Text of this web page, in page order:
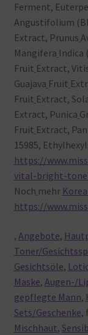
Ferment, Euterpe
Angustifolium
Extract, Prunus
Mangifera Indica
Fruit Extract,
Guajava Fruit
Fruit Extract,
Extract, Punica
Fruit Extract,
15985,
https://
vital-bright-
Noch mehr
https://
, Angebote,
Toner/
Gesichtsöle,
Maske, Augen-/
gepflegte Mann,
Sets/Geschenke,
Mischhaut,